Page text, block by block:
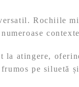
Rochiile
atingere,
pe siluetă